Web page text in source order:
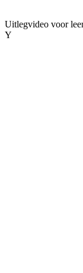
Uitlegvideo voor
Y